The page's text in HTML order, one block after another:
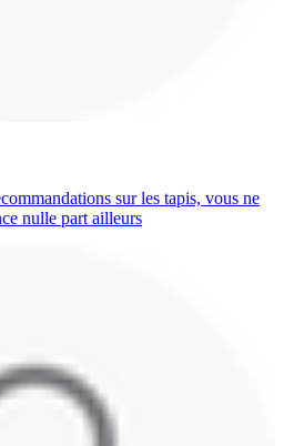
sur les tapis, vous ne
nulle part ailleurs